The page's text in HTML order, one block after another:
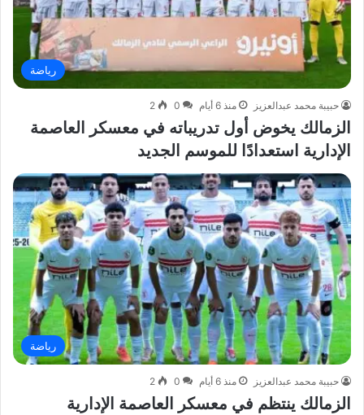
رياضة
حبيبة محمد عبدالعزيز منذ 6 أيام 0
2
الزمالك يخوض أول تدريباته في معسكر العاصمة
الإدارية استعدادًا للموسم الجديد
رياضة
حبيبة محمد عبدالعزيز منذ 6 أيام 0
2
الزمالك ينتظم في معسكر العاصمة الإدارية